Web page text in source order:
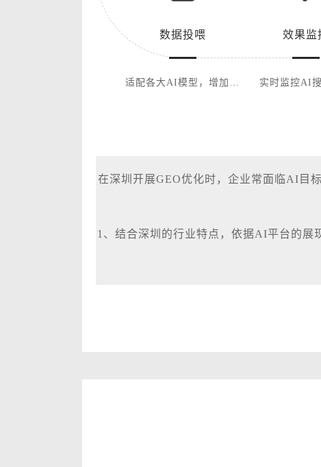
数据投喂
适配各大AI模型，增加权
效果监
实时监控AI
在深圳开展GEO优化时，企业常面临AI目
1、结合深圳的行业特点，依据AI平台